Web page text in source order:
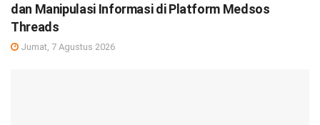
dan Manipulasi Informasi di Platform Medsos
Threads
Jumat, 7 Agustus 2026